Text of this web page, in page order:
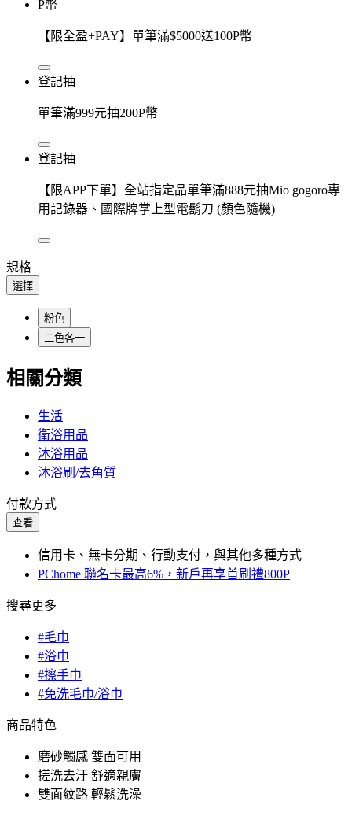
P幣
【限全盈+PAY】單筆滿$5000送100P幣
登記抽
單筆滿999元抽200P幣
登記抽
【限APP下單】全站指定品單筆滿888元抽Mio gogoro專
用記錄器、國際牌掌上型電鬍刀 (顏色隨機)
規格
選擇
粉色
二色各一
相關分類
生活
衛浴用品
沐浴用品
沐浴刷/去角質
付款方式
查看
信用卡、無卡分期、行動支付，與其他多種方式
PChome 聯名卡最高6%，新戶再享首刷禮800P
搜尋更多
#毛巾
#浴巾
#擦手巾
#免洗毛巾/浴巾
商品特色
磨砂觸感 雙面可用
搓洗去汙 舒適親膚
雙面紋路 輕鬆洗澡